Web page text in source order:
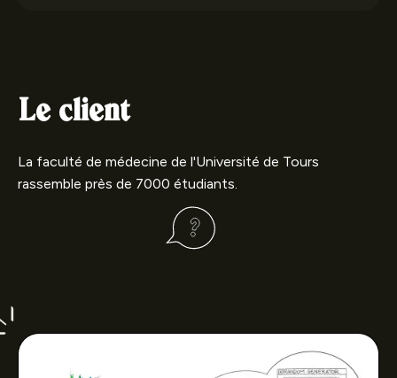
Le client
La faculté de médecine de l'Université de Tours
rassemble près de 7000 étudiants.